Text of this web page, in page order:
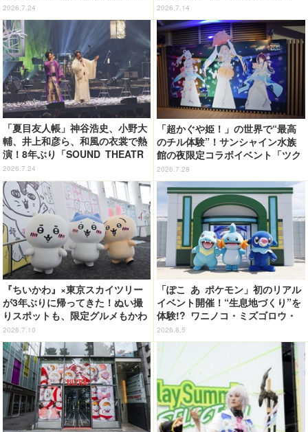
【ネタバレなし初日レポ】
2026.7.24
上映イベントレポ
2026.7.14
「夏目友人帳」神谷浩史、小野大
輔、井上和彦ら、和風の衣裳で熱
演！8年ぶり「SOUND THEATR
E」夜公演レポート
2026.7.24
「超かぐや姫！」の世界で“最高
のチル体験”！サンシャイン水族
館の夜限定コラボイベント「ツク
ヨミアクアリウム」が癒やしすぎ
た【体験レポ】
2026.7.28
『ちいかわ』×東京スカイツリー
が3年ぶりに帰ってきた！ぬい撮
りスポットも、限定グルメもかわ
いすぎる…！【レポ】
2026.7.10
「ぽこ あ ポケモン」初のリアル
イベント開催！“生息地づくり”を
体験!? ワニノコ・ミズゴロウ・
アシマリもワクワク☆ 「ブクブ
クうみぞこの街」in横浜赤レンガ
倉庫 ～8月9日まで【レポート】
2026.8.5